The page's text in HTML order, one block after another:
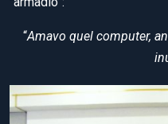
“Amavo quel computer,